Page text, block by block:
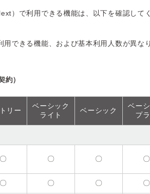
）で利用できる機能は、以下を確認して
できる機能、および基本利用人数が異な
）
リー
ベーシック
ライト
ベーシック
ベー
プ
〇 〇 〇 〇
〇 〇 〇 〇